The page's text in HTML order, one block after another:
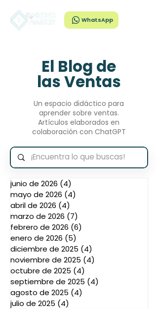
WhatsApp
El Blog de
las Ventas
Un espacio didáctico para
aprender sobre ventas.
Artículos elaborados en
colaboración con ChatGPT
junio de 2026 (4)
mayo de 2026 (4)
abril de 2026 (4)
marzo de 2026 (7)
febrero de 2026 (6)
enero de 2026 (5)
diciembre de 2025 (4)
noviembre de 2025 (4)
octubre de 2025 (4)
septiembre de 2025 (4)
agosto de 2025 (4)
julio de 2025 (4)